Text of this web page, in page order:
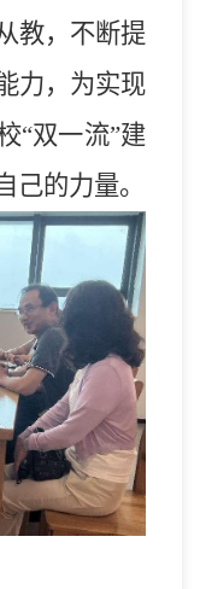
教，不断提
力，为实现
“双一流”建
己的力量。